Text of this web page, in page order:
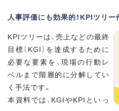
人事評価にも効果的！KPIツリ
KPIツリーは、売上などの最終
目標（KGI）を達成するために
必要な要素を、現場の行動レ
ベルまで階層的に分解してい
く手法です。
本資料では、KGIやKPIといっ